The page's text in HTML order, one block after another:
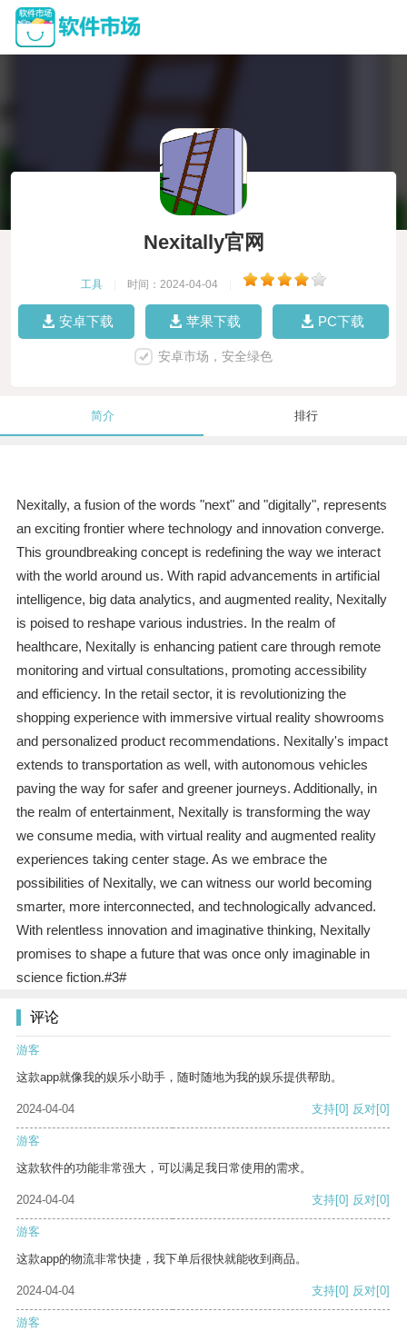
Nexitally官网
工具 时间：2024-04-04
安卓下载 苹果下载 PC下载
安卓市场，安全绿色
简介 排行
Nexitally, a fusion of the words "next" and "digitally", represents
an exciting frontier where technology and innovation converge.
This groundbreaking concept is redefining the way we interact
with the world around us. With rapid advancements in artificial
intelligence, big data analytics, and augmented reality, Nexitally
is poised to reshape various industries. In the realm of
healthcare, Nexitally is enhancing patient care through remote
monitoring and virtual consultations, promoting accessibility
and efficiency. In the retail sector, it is revolutionizing the
shopping experience with immersive virtual reality showrooms
and personalized product recommendations. Nexitally's impact
extends to transportation as well, with autonomous vehicles
paving the way for safer and greener journeys. Additionally, in
the realm of entertainment, Nexitally is transforming the way
we consume media, with virtual reality and augmented reality
experiences taking center stage. As we embrace the
possibilities of Nexitally, we can witness our world becoming
smarter, more interconnected, and technologically advanced.
With relentless innovation and imaginative thinking, Nexitally
promises to shape a future that was once only imaginable in
science fiction.#3#
评论
游客
这款app就像我的娱乐小助手，随时随地为我的娱乐提供帮助。
2024-04-04 支持[0] 反对[0]
游客
这款软件的功能非常强大，可以满足我日常使用的需求。
2024-04-04 支持[0] 反对[0]
游客
这款app的物流非常快捷，我下单后很快就能收到商品。
2024-04-04 支持[0] 反对[0]
游客